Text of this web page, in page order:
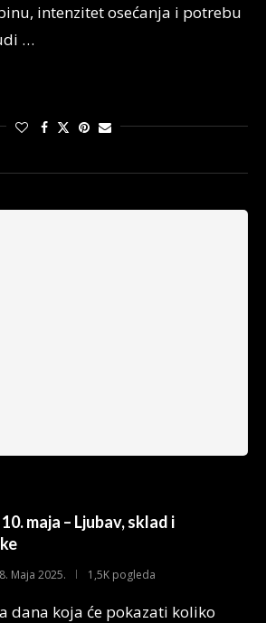
intenzitet osećanja i potrebu
…
maja – Ljubav, sklad i
8. Maja 2025. 1,5K pogleda
dana koja će pokazati koliko